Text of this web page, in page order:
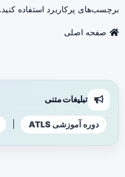
برچسب‌های پرکاربرد استفاده کنید.
صفحه اصلی
تبلیغات متنی
دوره آموزشی ATLS